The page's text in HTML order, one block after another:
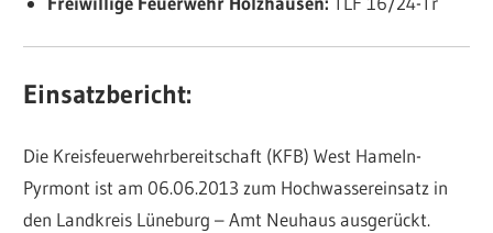
Einsatzbericht:
Die Kreisfeuerwehrbereitschaft (KFB) West Hameln-
Pyrmont ist am 06.06.2013 zum Hochwassereinsatz in
den Landkreis Lüneburg – Amt Neuhaus ausgerückt.